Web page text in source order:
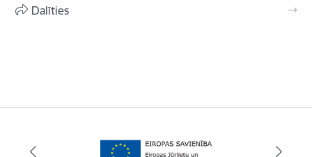
Dalīties